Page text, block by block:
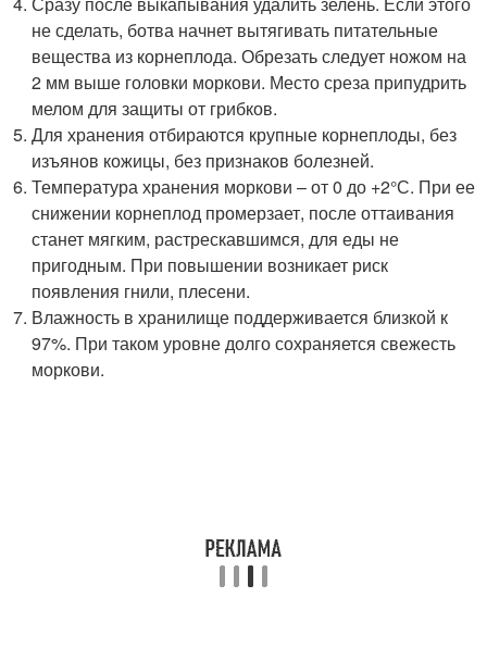
не сделать, ботва начнет вытягивать питательные
вещества из корнеплода. Обрезать следует ножом на
2 мм выше головки моркови. Место среза припудрить
мелом для защиты от грибков.
Для хранения отбираются крупные корнеплоды, без
изъянов кожицы, без признаков болезней.
Температура хранения моркови – от 0 до +2°С. При ее
снижении корнеплод промерзает, после оттаивания
станет мягким, растрескавшимся, для еды не
пригодным. При повышении возникает риск
появления гнили, плесени.
Влажность в хранилище поддерживается близкой к
97%. При таком уровне долго сохраняется свежесть
моркови.